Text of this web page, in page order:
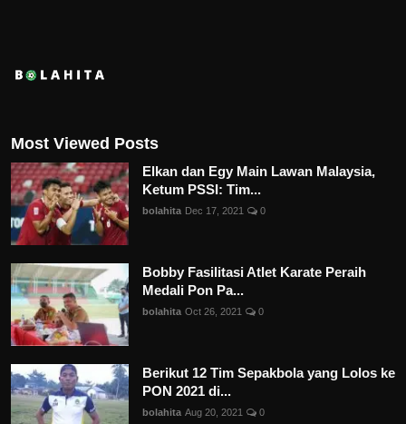
Most Viewed Posts
Elkan dan Egy Main Lawan Malaysia,
Ketum PSSI: Tim...
bolahita Dec 17, 2021 0
Bobby Fasilitasi Atlet Karate Peraih
Medali Pon Pa...
bolahita Oct 26, 2021 0
Berikut 12 Tim Sepakbola yang Lolos ke
PON 2021 di...
bolahita Aug 20, 2021 0